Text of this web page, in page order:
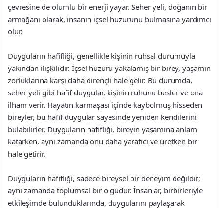
çevresine de olumlu bir enerji yayar. Seher yeli, doğanın bir
armağanı olarak, insanın içsel huzurunu bulmasına yardımcı
olur.
Duyguların hafifliği, genellikle kişinin ruhsal durumuyla
yakından ilişkilidir. İçsel huzuru yakalamış bir birey, yaşamın
zorluklarına karşı daha dirençli hale gelir. Bu durumda,
seher yeli gibi hafif duygular, kişinin ruhunu besler ve ona
ilham verir. Hayatın karmaşası içinde kaybolmuş hisseden
bireyler, bu hafif duygular sayesinde yeniden kendilerini
bulabilirler. Duyguların hafifliği, bireyin yaşamına anlam
katarken, aynı zamanda onu daha yaratıcı ve üretken bir
hale getirir.
Duyguların hafifliği, sadece bireysel bir deneyim değildir;
aynı zamanda toplumsal bir olgudur. İnsanlar, birbirleriyle
etkileşimde bulunduklarında, duygularını paylaşarak